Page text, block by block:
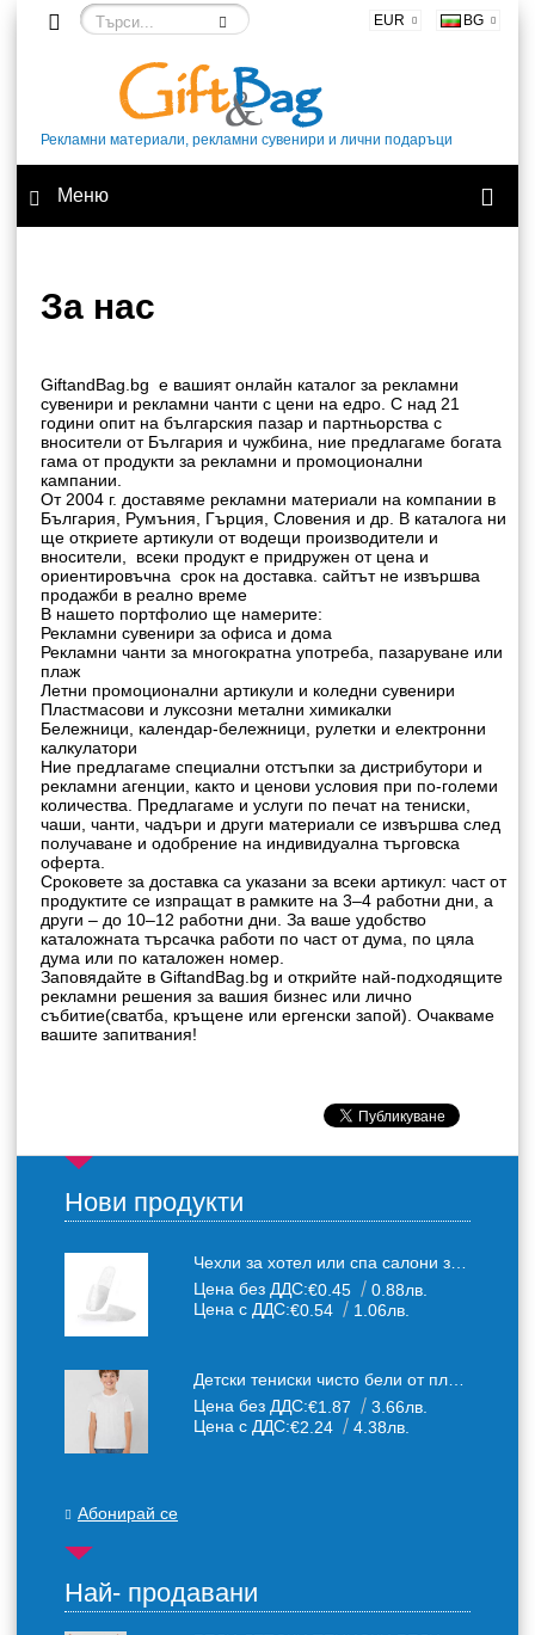
EUR BG
Рекламни материали, рекламни сувенири и лични подаръци
Меню
За нас
GiftandBag.bg е вашият онлайн каталог за рекламни
сувенири и рекламни чанти с цени на едро. С над 21
години опит на българския пазар и партньорства с
вносители от България и чужбина, ние предлагаме богата
гама от продукти за рекламни и промоционални
кампании.
От 2004 г. доставяме рекламни материали на компании в
България, Румъния, Гърция, Словения и др. В каталога ни
ще откриете артикули от водещи производители и
вносители, всеки продукт е придружен от цена и
ориентировъчна срок на доставка. сайтът не извършва
продажби в реално време
В нашето портфолио ще намерите:
Рекламни сувенири за офиса и дома
Рекламни чанти за многократна употреба, пазаруване или
плаж
Летни промоционални артикули и коледни сувенири
Пластмасови и луксозни метални химикалки
Бележници, календар-бележници, рулетки и електронни
калкулатори
Ние предлагаме специални отстъпки за дистрибутори и
рекламни агенции, както и ценови условия при по-големи
количества. Предлагаме и услуги по печат на тениски,
чаши, чанти, чадъри и други материали се извършва след
получаване и одобрение на индивидуална търговска
оферта.
Сроковете за доставка са указани за всеки артикул: част от
продуктите се изпращат в рамките на 3–4 работни дни, а
други – до 10–12 работни дни. За ваше удобство
каталожната търсачка работи по част от дума, по цяла
дума или по каталожен номер.
Заповядайте в GiftandBag.bg и открийте най-подходящите
рекламни решения за вашия бизнес или лично
събитие(сватба, кръщене или ергенски запой). Очакваме
вашите запитвания!
Нови продукти
Цена без ДДС:€0.45
0.88лв.
Цена с ДДС:€0.54 1.06лв.
Цена без ДДС:€1.87
3.66лв.
Цена с ДДС:€2.24 4.38лв.
Абонирай се
Най- продавани